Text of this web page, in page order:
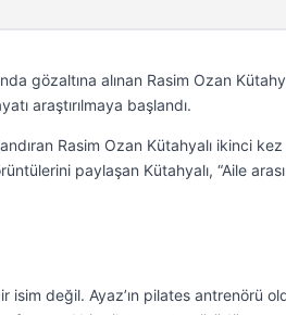
gözaltına alınan Rasim Ozan
araştırılmaya başlandı.
Rasim Ozan Kütahyalı ikinci
paylaşan Kütahyalı, “Aile
isim değil. Ayaz’ın pilates antrenörü